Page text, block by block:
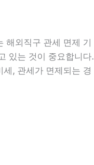
해외직구 관세 면제 기
있는 것이 중요합니다.
, 관세가 면제되는 경